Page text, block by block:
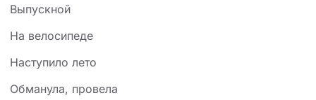
Выпускной
На велосипеде
Наступило лето
Обманула, провела